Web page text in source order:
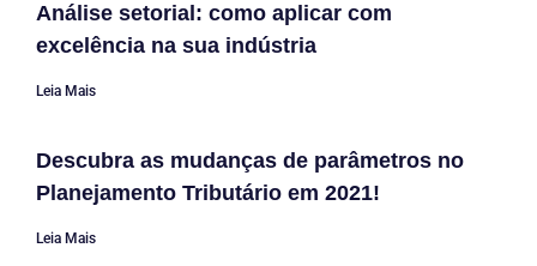
Análise setorial: como aplicar com
excelência na sua indústria
Leia Mais
Descubra as mudanças de parâmetros no
Planejamento Tributário em 2021!
Leia Mais